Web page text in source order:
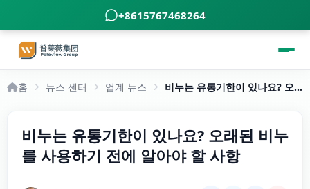
+8615767468264
홈 뉴스 센터 업계 뉴스 비누는 유통기한이 있나요? 오래된 비누를 사용하기 전에 알아야 할 사항
비누는 유통기한이 있나요? 오래된 비누
를 사용하기 전에 알아야 할 사항